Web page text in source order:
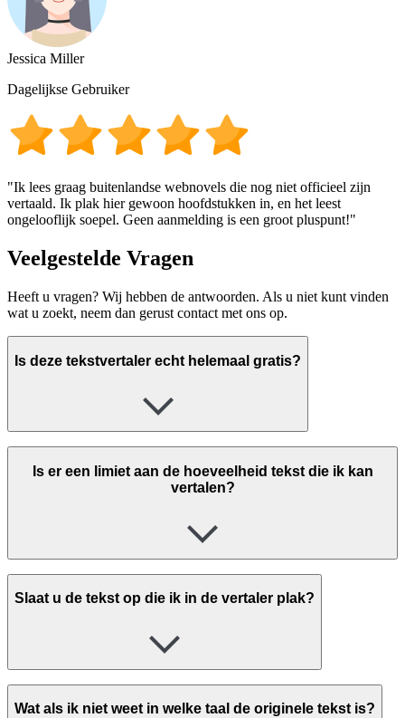
Jessica Miller
Dagelijkse Gebruiker
"Ik lees graag buitenlandse webnovels die nog niet officieel zijn
vertaald. Ik plak hier gewoon hoofdstukken in, en het leest
ongelooflijk soepel. Geen aanmelding is een groot pluspunt!"
Veelgestelde Vragen
Heeft u vragen? Wij hebben de antwoorden. Als u niet kunt vinden
wat u zoekt, neem dan gerust contact met ons op.
Is deze tekstvertaler echt helemaal gratis?
Is er een limiet aan de hoeveelheid tekst die ik kan
vertalen?
Slaat u de tekst op die ik in de vertaler plak?
Wat als ik niet weet in welke taal de originele tekst is?